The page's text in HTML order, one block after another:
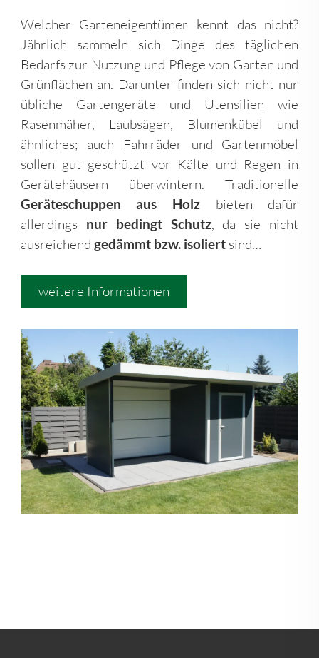
Welcher Garteneigentümer kennt das nicht?
Jährlich sammeln sich Dinge des täglichen
Bedarfs zur Nutzung und Pflege von Garten und
Grünflächen an. Darunter finden sich nicht nur
übliche Gartengeräte und Utensilien wie
Rasenmäher, Laubsägen, Blumenkübel und
ähnliches; auch Fahrräder und Gartenmöbel
sollen gut geschützt vor Kälte und Regen in
Gerätehäusern überwintern. Traditionelle
Geräteschuppen aus Holz bieten dafür
allerdings nur bedingt Schutz, da sie nicht
ausreichend gedämmt bzw. isoliertsind…
weitere Informationen